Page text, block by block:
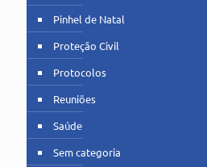
Pinhel de Natal
Proteção Civil
Protocolos
Reuniões
Saúde
Sem categoria